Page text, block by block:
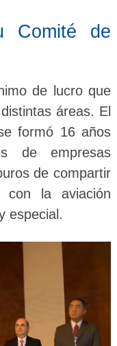
Comité de
de lucro que
áreas. El
formó 16 años
de empresas
de compartir
con la aviación
especial.